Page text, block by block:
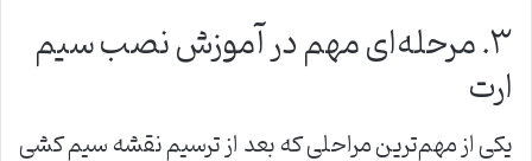
۳. مرحله‌ای مهم در آموزش نصب سیم
ارت
یکی از مهم‌ترین مراحلی که بعد از ترسیم نقشه سیم کشی